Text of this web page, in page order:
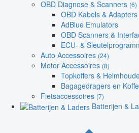
OBD Diagnose & Scanners (6)
OBD Kabels & Adapters
AdBlue Emulators
OBD Scanners &
ECU- &
Auto Accessoires (24)
Motor Accessoires (8)
Topkoffers &
Bagagedragers en
Fietsaccessoires (7)
Batterijen &